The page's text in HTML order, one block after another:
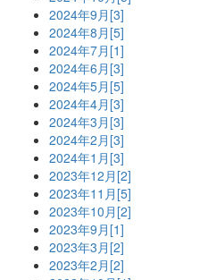
2024年9月[3]
2024年8月[5]
2024年7月[1]
2024年6月[3]
2024年5月[5]
2024年4月[3]
2024年3月[3]
2024年2月[3]
2024年1月[3]
2023年12月[2]
2023年11月[5]
2023年10月[2]
2023年9月[1]
2023年3月[2]
2023年2月[2]